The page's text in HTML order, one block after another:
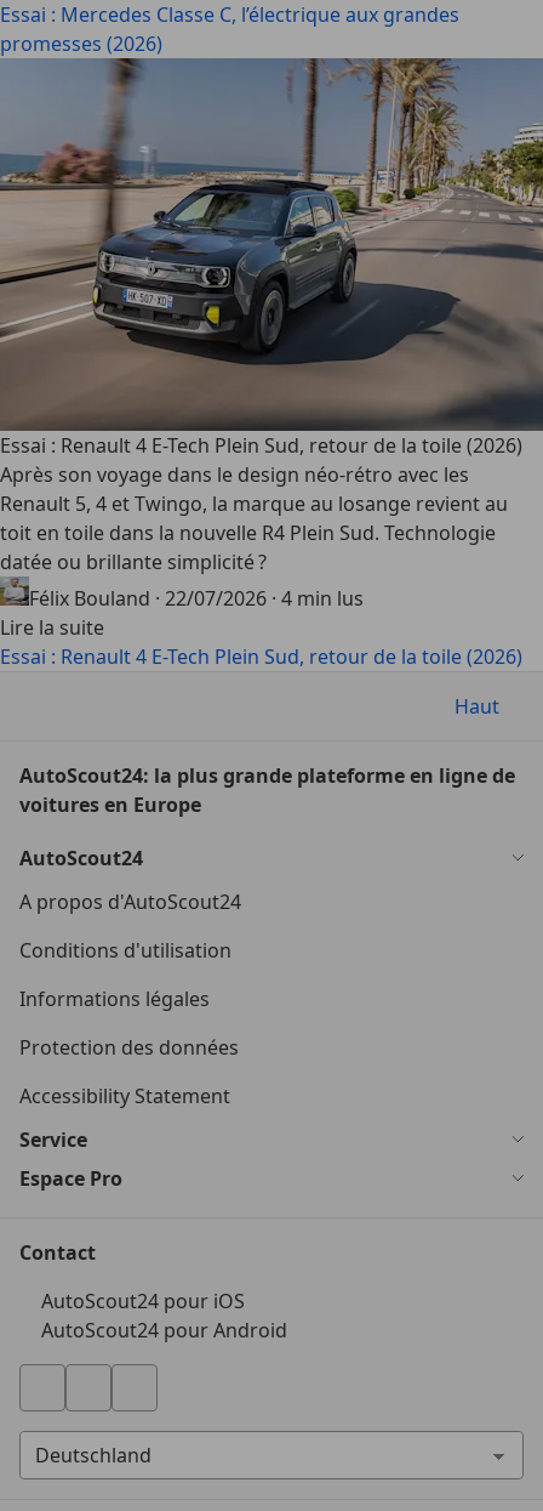
Essai : Mercedes Classe C, l’électrique aux grandes
promesses (2026)
Essai : Renault 4 E-Tech Plein Sud, retour de la toile (2026)
Après son voyage dans le design néo-rétro avec les
Renault 5, 4 et Twingo, la marque au losange revient au
toit en toile dans la nouvelle R4 Plein Sud. Technologie
datée ou brillante simplicité ?
Félix Bouland · 22/07/2026 · 4 min lus
Lire la suite
Essai : Renault 4 E-Tech Plein Sud, retour de la toile (2026)
Haut
AutoScout24: la plus grande plateforme en ligne de
voitures en Europe
AutoScout24
A propos d'AutoScout24
Conditions d'utilisation
Informations légales
Protection des données
Accessibility Statement
Service
Espace Pro
Contact
AutoScout24 pour iOS
AutoScout24 pour Android